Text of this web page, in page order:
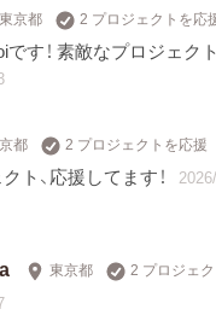
東京都 2 プロジェクトを応
す！ 素敵なプロジェク
都 2 プロジェクトを応援
ト、応援してます！
東京都 2 プロジェ